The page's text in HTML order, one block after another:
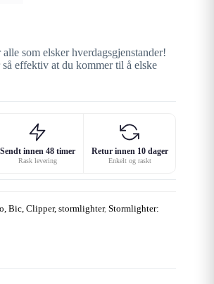
som elsker hverdagsgjenstander!
effektiv at du kommer til å elske
Sendt innen 48 timer
Rask levering
Retur innen 10 dager
Enkelt og raskt
Bic, Clipper, stormlighter, Stormlighter: